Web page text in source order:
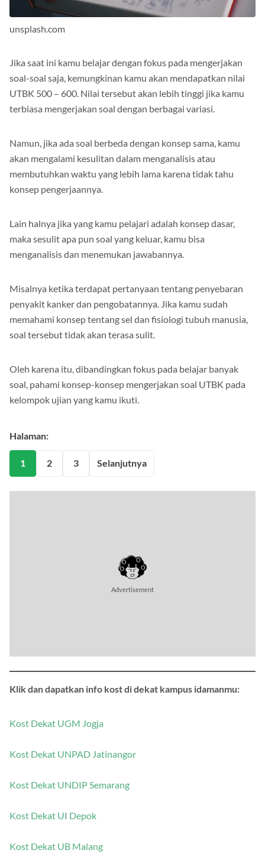
unsplash.com
Jika saat ini kamu belajar dengan fokus pada mengerjakan
soal-soal saja, kemungkinan kamu akan mendapatkan nilai
UTBK 500 – 600. Nilai tersebut akan lebih tinggi jika kamu
terbiasa mengerjakan soal dengan berbagai variasi.
Namun, jika ada soal berbeda dengan konsep sama, kamu
akan mengalami kesulitan dalam menganalisis atau
membutuhkan waktu yang lebih lama karena tidak tahu
konsep pengerjaannya.
Lain halnya jika yang kamu pelajari adalah konsep dasar,
maka sesulit apa pun soal yang keluar, kamu bisa
menganalisis dan menemukan jawabannya.
Misalnya ketika terdapat pertanyaan tentang penyebaran
penyakit kanker dan pengobatannya. Jika kamu sudah
memahami konsep tentang sel dan fisiologi tubuh manusia,
soal tersebut tidak akan terasa sulit.
Oleh karena itu, dibandingkan fokus pada belajar banyak
soal, pahami konsep-konsep mengerjakan soal UTBK pada
kelompok ujian yang kamu ikuti.
Halaman:
1 2 3 Selanjutnya
Advertisement
Klik dan dapatkan info kost di dekat kampus idamanmu:
Kost Dekat UGM Jogja
Kost Dekat UNPAD Jatinangor
Kost Dekat UNDIP Semarang
Kost Dekat UI Depok
Kost Dekat UB Malang